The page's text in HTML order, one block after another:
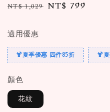
Regular
NT$ 1,029 Sale
NT$ 799
適用優惠
🍹夏季優惠 四件85折 🍹
顏色
花紋